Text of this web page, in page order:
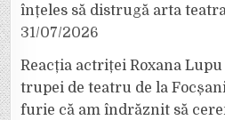
înțeles să distrugă arta
31/07/2026
Reacția actriței Roxana
trupei de teatru de la
furie că am îndrăznit să